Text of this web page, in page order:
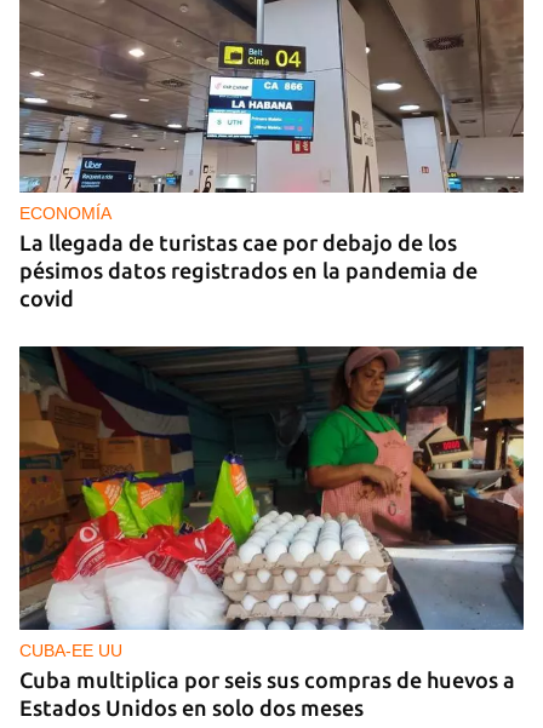
ECONOMÍA
La llegada de turistas cae por debajo de los
pésimos datos registrados en la pandemia de
covid
CUBA-EE UU
Cuba multiplica por seis sus compras de huevos a
Estados Unidos en solo dos meses